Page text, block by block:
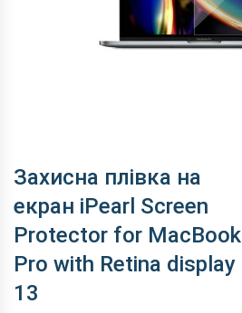
Захисна плівка на
екран iPearl Screen
Protector for MacBook
Pro with Retina display
13